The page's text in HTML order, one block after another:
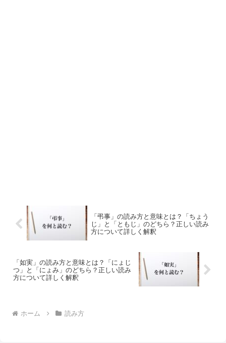
「弔事」の読み方と意味とは？「ちょう
じ」と「ともじ」のどちら？正しい読み
方について詳しく解釈
「如実」の読み方と意味とは？「にょじ
つ」と「にょみ」のどちら？正しい読み
方について詳しく解釈
ホーム 読み方